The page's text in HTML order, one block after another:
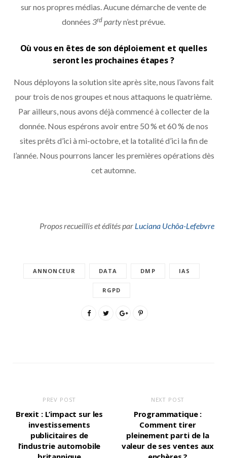
sur nos propres médias. Aucune démarche de vente de
données 3rd partyn’est prévue.
Où vous en êtes de son déploiement et quelles
seront les prochaines étapes ?
Nous déployons la solution site après site, nous l’avons fait
pour trois de nos groupes et nous attaquons le quatrième.
Par ailleurs, nous avons déjà commencé à collecter de la
donnée. Nous espérons avoir entre 50 % et 60 % de nos
sites prêts d’ici à mi-octobre, et la totalité d’ici la fin de
l’année. Nous pourrons lancer les premières opérations dès
cet automne.
Propos recueillis et édités par Luciana Uchôa-Lefebvre
ANNONCEUR DATA DMP IAS
RGPD
PREV POST
Brexit : L’impact sur les
investissements
publicitaires de
l’industrie automobile
NEXT POST
Programmatique :
Comment tirer
pleinement parti de la
valeur de ses ventes aux